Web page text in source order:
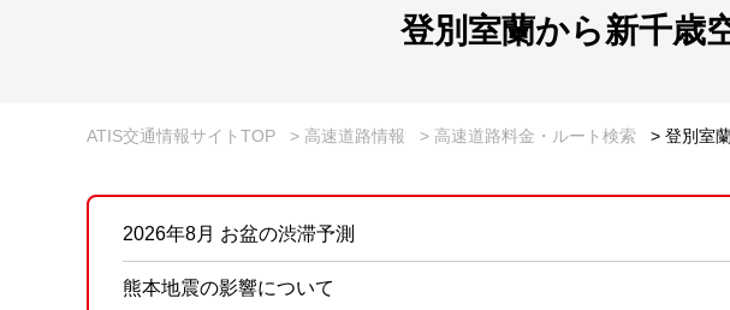
登別室蘭から新千歳
ATIS交通情報サイトTOP > 高速道路情報 > 高速道路料金・ルート検索 > 登別室
2026年8月 お盆の渋滞予測
熊本地震の影響について